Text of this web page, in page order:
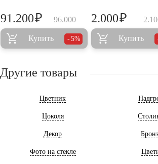
96.000
91.200₽
Купить 5%
2.000₽
Купить
Другие товары
Цветник
Цоколя
Декор
Фото на стекле